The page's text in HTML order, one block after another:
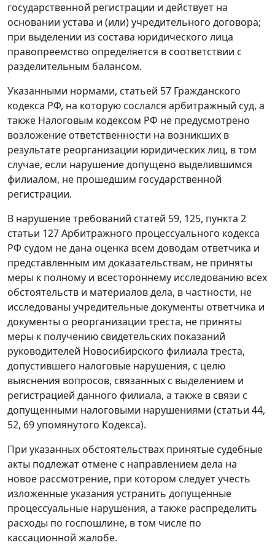
государственной регистрации и действует на
основании устава и (или) учредительного договора;
при выделении из состава юридического лица
правопреемство определяется в соответствии с
разделительным балансом.
Указанными нормами, статьей 57 Гражданского
кодекса РФ, на которую сослался арбитражный суд, а
также Налоговым кодексом РФ не предусмотрено
возложение ответственности на возникших в
результате реорганизации юридических лиц, в том
случае, если нарушение допущено выделившимся
филиалом, не прошедшим государственной
регистрации.
В нарушение требований статей 59, 125, пункта 2
статьи 127Арбитражного процессуального кодекса
РФ судом не дана оценка всем доводам ответчика и
представленным им доказательствам, не приняты
меры к полному и всестороннему исследованию всех
обстоятельств и материалов дела, в частности, не
исследованы учредительные документы ответчика и
документы о реорганизации треста, не приняты
меры к получению свидетельских показаний
руководителей Новосибирского филиала треста,
допустившего налоговые нарушения, с целю
выяснения вопросов, связанных с выделением и
регистрацией данного филиала, а также в связи с
допущенными налоговыми нарушениями (статьи 44,
52, 69упомянутого Кодекса).
При указанных обстоятельствах принятые судебные
акты подлежат отмене с направлением дела на
новое рассмотрение, при котором следует учесть
изложенные указания устранить допущенные
процессуальные нарушения, а также распределить
расходы по госпошлине, в том числе по
кассационной жалобе.